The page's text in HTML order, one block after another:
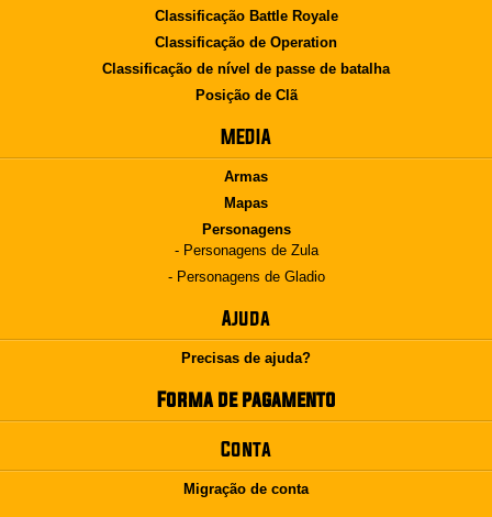
Classificação Battle Royale
Classificação de Operation
Classificação de nível de passe de batalha
Posição de Clã
MEDIA
Armas
Mapas
Personagens
- Personagens de Zula
- Personagens de Gladio
Ajuda
Precisas de ajuda?
Forma de pagamento
Conta
Migração de conta